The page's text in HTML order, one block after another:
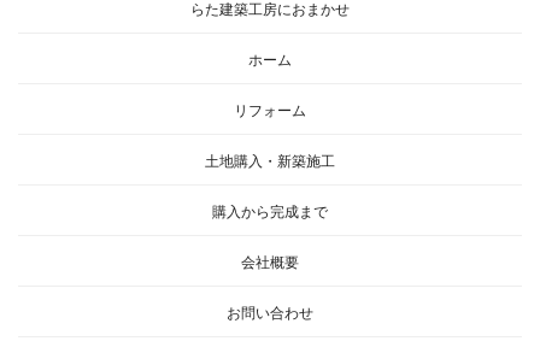
らた建築工房におまかせ
ホーム
リフォーム
土地購入・新築施工
購入から完成まで
会社概要
お問い合わせ